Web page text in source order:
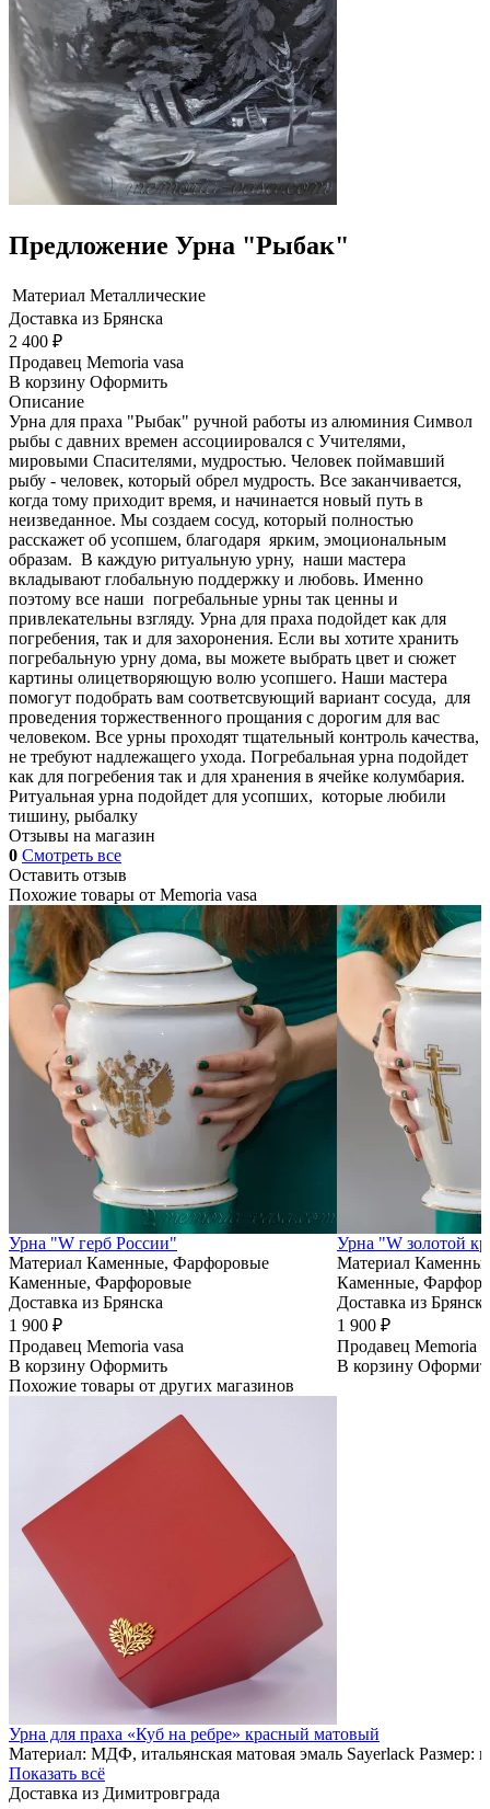
Предложение Урна "Рыбак"
Материал Металлические
Доставка из Брянска
2 400 ₽
Продавец Memoria vasa
В корзину Оформить
Описание
Урна для праха "Рыбак" ручной работы из алюминия Cимвол
рыбы с давних времен ассоциировался с Учителями,
мировыми Спасителями, мудростью. Человек поймавший
рыбу - человек, который обрел мудрость. Все заканчивается,
когда тому приходит время, и начинается новый путь в
неизведанное. Мы создаем сосуд, который полностью
расскажет об усопшем, благодаря ярким, эмоциональным
образам. В каждую ритуальную урну, наши мастера
вкладывают глобальную поддержку и любовь. Именно
поэтому все наши погребальные урны так ценны и
привлекательны взгляду. Урна для праха подойдет как для
погребения, так и для захоронения. Если вы хотите хранить
погребальную урну дома, вы можете выбрать цвет и сюжет
картины олицетворяющую волю усопшего. Наши мастера
помогут подобрать вам соответсвующий вариант сосуда, для
проведения торжественного прощания с дорогим для вас
человеком. Все урны проходят тщательный контроль качества,
не требуют надлежащего ухода. Погребальная урна подойдет
как для погребения так и для хранения в ячейке колумбария.
Ритуальная урна подойдет для усопших, которые любили
тишину, рыбалку
Отзывы на магазин
0 Смотреть все
Оставить отзыв
Похожие товары от Memoria vasa
Урна "W герб России"
Материал Каменные, Фарфоровые
Каменные, Фарфоровые
Доставка из Брянска
1 900 ₽
Продавец Memoria vasa
В корзину Оформить
Урна "W золотой
Материал
Каменные,
Доставка из Брянска
1 900 ₽
Продавец Memoria
В корзину
Похожие товары от других магазинов
Урна для праха «Куб на ребре» красный матовый
Материал: МДФ, итальянская матовая эмаль Sayerlack
Показать всё
Доставка из Димитровграда